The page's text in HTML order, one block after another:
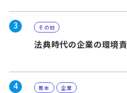
3 その他
法典時代の企業の環境
4 熊本 企業